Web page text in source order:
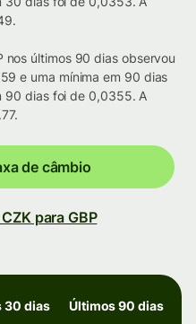
nos últimos 90 dias observou
e uma mínima em 90 dias
90 dias foi de 0,0355. A
de câmbio
para GBP
30 dias Últimos 90 dias